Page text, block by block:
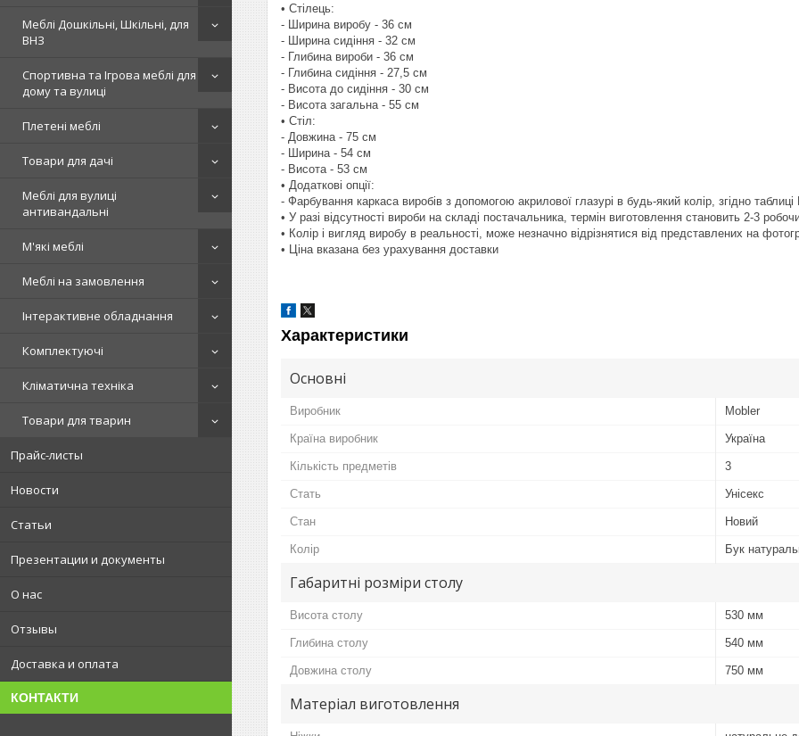
Меблі Дошкільні, Шкільні, для
ВНЗ
Спортивна та Ігрова меблі для
дому та вулиці
Плетені меблі
Товари для дачі
Меблі для вулиці
антивандальні
М'які меблі
Меблі на замовлення
Інтерактивне обладнання
Комплектуючі
Кліматична техніка
Товари для тварин
Прайс-листы
Новости
Статьи
Презентации и документы
О нас
Отзывы
Доставка и оплата
КОНТАКТИ
• Стілець:
- Ширина виробу - 36 см
- Ширина сидіння - 32 см
- Глибина вироби - 36 см
- Глибина сидіння - 27,5 см
- Висота до сидіння - 30 см
- Висота загальна - 55 см
• Стіл:
- Довжина - 75 см
- Ширина - 54 см
- Висота - 53 см
• Додаткові опції:
- Фарбування каркаса виробів з допомогою акрилової глазурі в будь-який колір, згідно таблиці
• У разі відсутності вироби на складі постачальника, термін виготовлення становить 2-3
• Колір і вигляд виробу в реальності, може незначно відрізнятися від представлених на
• Ціна вказана без урахування доставки
Характеристики
Основні
Виробник Mobler
Країна виробник Україна
Кількість предметів 3
Стать Унісекс
Стан Новий
Колір Бук
Габаритні розміри столу
Висота столу 530 мм
Глибина столу 540 мм
Довжина столу 750 мм
Матеріал виготовлення